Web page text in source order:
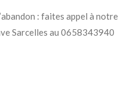
: faites appel à notre
Sarcelles au 0658343940